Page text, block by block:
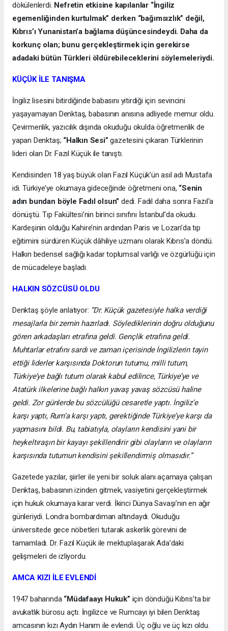
dökülenlerdi. Nefretin etkisine kapılanlar “İngiliz
egemenliğinden kurtulmak” derken “bağımsızlık” değil,
Kıbrıs’ı Yunanistan’a bağlama düşüncesindeydi. Daha da
korkunç olan; bunu gerçekleştirmek için gerekirse
adadaki bütün Türkleri öldürebileceklerini söylemeleriydi.
KÜÇÜK İLE TANIŞMA
İngiliz lisesini bitirdiğinde babasını yitirdiği için sevincini
yaşayamayan Denktaş, babasının anısına adliyede memur oldu.
Çevirmenlik, yazıcılık dışında okuduğu okulda öğretmenlik de
yapan Denktaş; “Halkın Sesi”gazetesini çıkaran Türklerinin
lideri olan Dr. Fazıl Küçük ile tanıştı.
Kendisinden 18 yaş büyük olan Fazıl Küçük’ün asıl adı Mustafa
idi. Türkiye’ye okumaya gideceğinde öğretmeni ona, “Senin
adın bundan böyle Fadıl olsun” dedi. Fadıl daha sonra Fazıl‘a
dönüştü. Tıp Fakültesi’nin birinci sınıfını İstanbul’da okudu.
Kardeşinin olduğu Kahire’nin ardından Paris ve Lozan’da tıp
eğitimini sürdüren Küçük dâhiliye uzmanı olarak Kıbrıs’a döndü.
Halkın bedensel sağlığı kadar toplumsal varlığı ve özgürlüğü için
de mücadeleye başladı.
HALKIN SÖZCÜSÜ OLDU
Denktaş şöyle anlatıyor: “Dr. Küçük gazetesiyle halka verdiği
mesajlarla bir zemin hazırladı. Söylediklerinin doğru olduğunu
gören arkadaşları etrafına geldi. Gençlik etrafına geldi.
Muhtarlar etrafını sardı ve zaman içerisinde İngilizlerin tayin
ettiği liderler karşısında Doktorun tutumu, milli tutum,
Türkiye’ye bağlı tutum olarak kabul edilince, Türkiye’ye ve
Atatürk ilkelerine bağlı halkın yavaş yavaş sözcüsü haline
geldi. Zor günlerde bu sözcülüğü cesaretle yaptı. İngiliz’e
karşı yaptı, Rum’a karşı yaptı, gerektiğinde Türkiye’ye karşı da
yapmasını bildi. Bu, tabiatıyla, olayların kendisini yani bir
heykeltıraşın bir kayayı şekillendirir gibi olayların ve olayların
karşısında tutumun kendisini şekillendirmiş olmasıdır.”
Gazetede yazılar, şiirler ile yeni bir soluk alanı açamaya çalışan
Denktaş, babasının izinden gitmek, vasiyetini gerçekleştirmek
için hukuk okumaya karar verdi. İkinci Dünya Savaşı’nın en ağır
günleriydi. Londra bombardıman altındaydı. Okuduğu
üniversitede gece nöbetleri tutarak askerlik görevini de
tamamladı. Dr. Fazıl Küçük ile mektuplaşarak Ada’daki
gelişmeleri de izliyordu.
AMCA KIZI İLE EVLENDİ
1947 baharında “Müdafaayı Hukuk” için döndüğü Kıbrıs’ta bir
avukatlık bürosu açtı. İngilizce ve Rumcayı iyi bilen Denktaş
amcasının kızı Aydın Hanım ile evlendi. Üç oğlu ve üç kızı oldu.